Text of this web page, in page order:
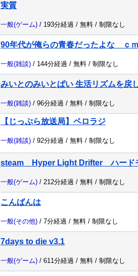
実質
一般(ゲーム) / 193分経過 / 無料 / 制限なし
90年代が俺らの青春だったよな ｃ
一般(雑談) / 144分経過 / 無料 / 制限なし
みいとのみいとぱい 生活リズムを戻
一般(雑談) / 96分経過 / 無料 / 制限なし
【じっぷら放送局】ペロラジ
一般(雑談) / 92分経過 / 無料 / 制限なし
steam Hyper Light Drifter ハード
一般(ゲーム) / 212分経過 / 無料 / 制限なし
こんばんは
一般(その他) / 7分経過 / 無料 / 制限なし
7days to die v3.1
一般(ゲーム) / 611分経過 / 無料 / 制限なし